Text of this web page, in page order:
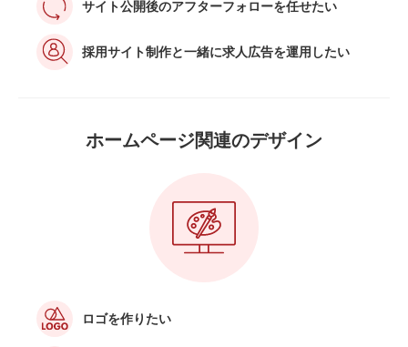
サイト公開後のアフターフォローを任せたい
採用サイト制作と一緒に求人広告を運用したい
ホームページ関連のデザイン
ロゴを作りたい